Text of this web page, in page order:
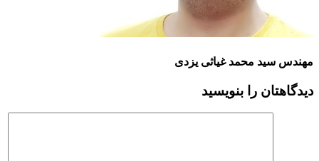
مهندس سید محمد غیاثی یزدی
دیدگاهتان را بنویسید